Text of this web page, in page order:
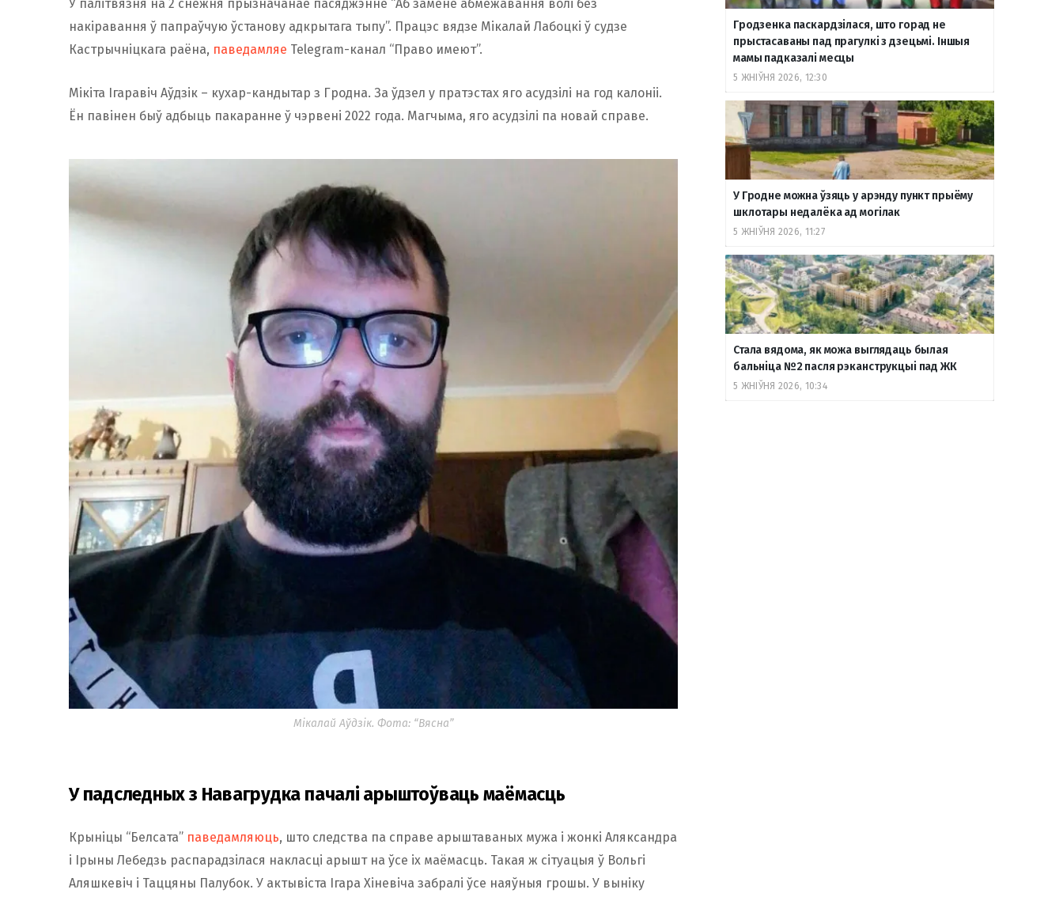
У палітвязня на 2 снежня прызначанае пасяджэнне “Аб замене абмежавання волі без
накіравання ў папраўчую ўстанову адкрытага тыпу”. Працэс вядзе Мікалай Лабоцкі ў судзе
Кастрычніцкага раёна, паведамляе Telegram-канал “Право имеют”.
Мікіта Ігаравіч Аўдзік – кухар-кандытар з Гродна. За ўдзел у пратэстах яго асудзілі на год калоніі.
Ён павінен быў адбыць пакаранне ў чэрвені 2022 года. Магчыма, яго асудзілі па новай справе.
Мікалай Аўдзік. Фота: “Вясна”
У падследных з Навагрудка пачалі арыштоўваць маёмасць
Крыніцы “Белсата” паведамляюць, што следства па справе арыштаваных мужа і жонкі Аляксандра
і Ірыны Лебедзь распарадзілася накласці арышт на ўсе іх маёмасць. Такая ж сітуацыя ў Вольгі
Аляшкевіч і Таццяны Палубок. У актывіста Ігара Хіневіча забралі ўсе наяўныя грошы. У выніку
Гродзенка паскардзілася, што горад не
прыстасаваны пад прагулкі з дзецьмі. Іншыя
мамы падказалі месцы
5 ЖНІЎНЯ 2026, 12:30
У Гродне можна ўзяць у арэнду пункт прыёму
шклотары недалёка ад могілак
5 ЖНІЎНЯ 2026, 11:27
Стала вядома, як можа выглядаць былая
бальніца №2 пасля рэканструкцыі пад ЖК
5 ЖНІЎНЯ 2026, 10:34